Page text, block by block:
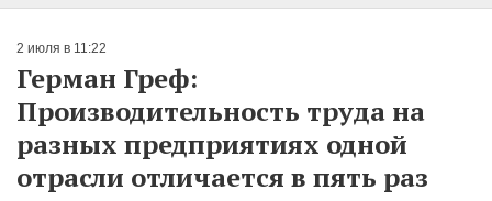
2 июля в 11:22
Герман Греф:
Производительность труда на
разных предприятиях одной
отрасли отличается в пять раз